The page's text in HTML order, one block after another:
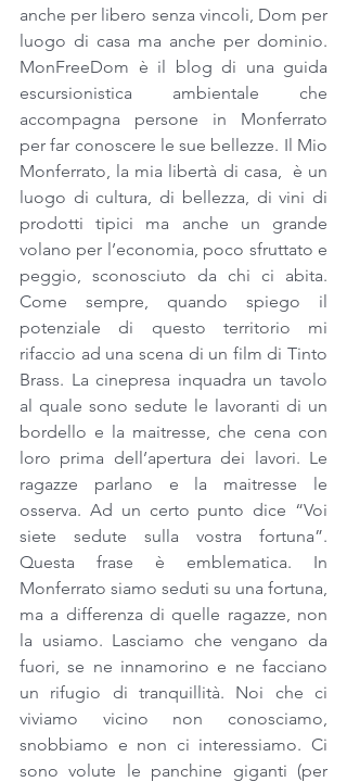
anche per libero senza vincoli, Dom per
luogo di casa ma anche per dominio.
MonFreeDom è il blog di una guida
escursionistica ambientale che
accompagna persone in Monferrato
per far conoscere le sue bellezze. Il Mio
Monferrato, la mia libertà di casa,  è un
luogo di cultura, di bellezza, di vini di
prodotti tipici ma anche un grande
volano per l’economia, poco sfruttato e
peggio, sconosciuto da chi ci abita.
Come sempre, quando spiego il
potenziale di questo territorio mi
rifaccio ad una scena di un film di Tinto
Brass. La cinepresa inquadra un tavolo
al quale sono sedute le lavoranti di un
bordello e la maitresse, che cena con
loro prima dell’apertura dei lavori. Le
ragazze parlano e la maitresse le
osserva. Ad un certo punto dice “Voi
siete sedute sulla vostra fortuna”.
Questa frase è emblematica. In
Monferrato siamo seduti su una fortuna,
ma a differenza di quelle ragazze, non
la usiamo. Lasciamo che vengano da
fuori, se ne innamorino e ne facciano
un rifugio di tranquillità. Noi che ci
viviamo vicino non conosciamo,
snobbiamo e non ci interessiamo. Ci
sono volute le panchine giganti (per